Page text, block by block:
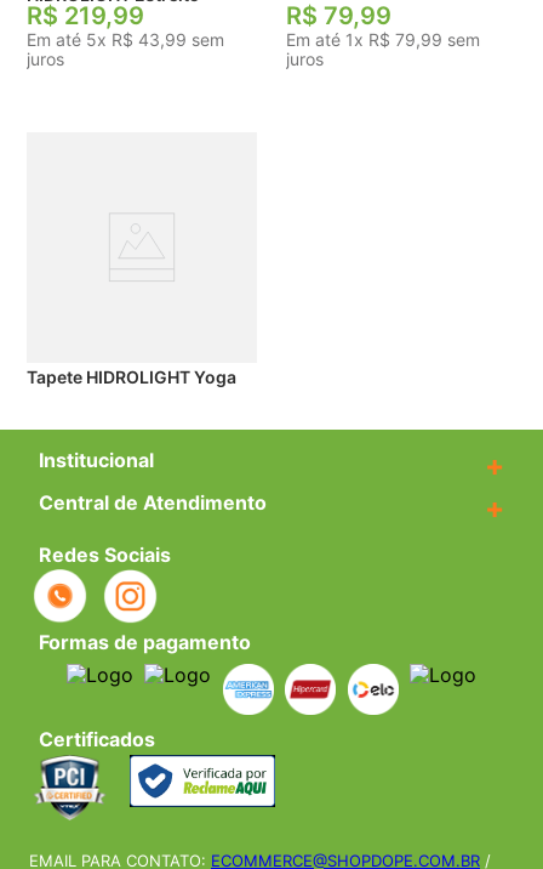
R$ 219,99
Em até 5x R$ 43,99 sem
juros
R$ 79,99
Em até 1x R$ 79,99 sem
juros
Tapete HIDROLIGHT Yoga
Institucional +
Central de Atendimento +
Redes Sociais
Formas de pagamento
Certificados
EMAIL PARA CONTATO: ECOMMERCE@SHOPDOPE.COM.BR /